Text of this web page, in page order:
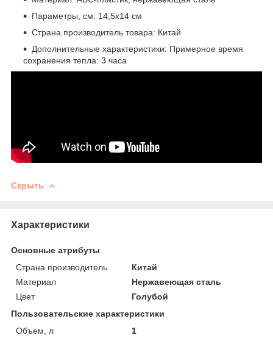
Параметры, см: 14,5х14 см
Страна производитель товара: Китай
Дополнительные характеристики: Примерное время
сохранения тепла: 3 часа
Скрыть
Характеристики
Основные атрибуты
Страна производитель
Китай
Материал
Нержавеющая сталь
Цвет
Голубой
Пользовательские характеристики
Объем, л
1